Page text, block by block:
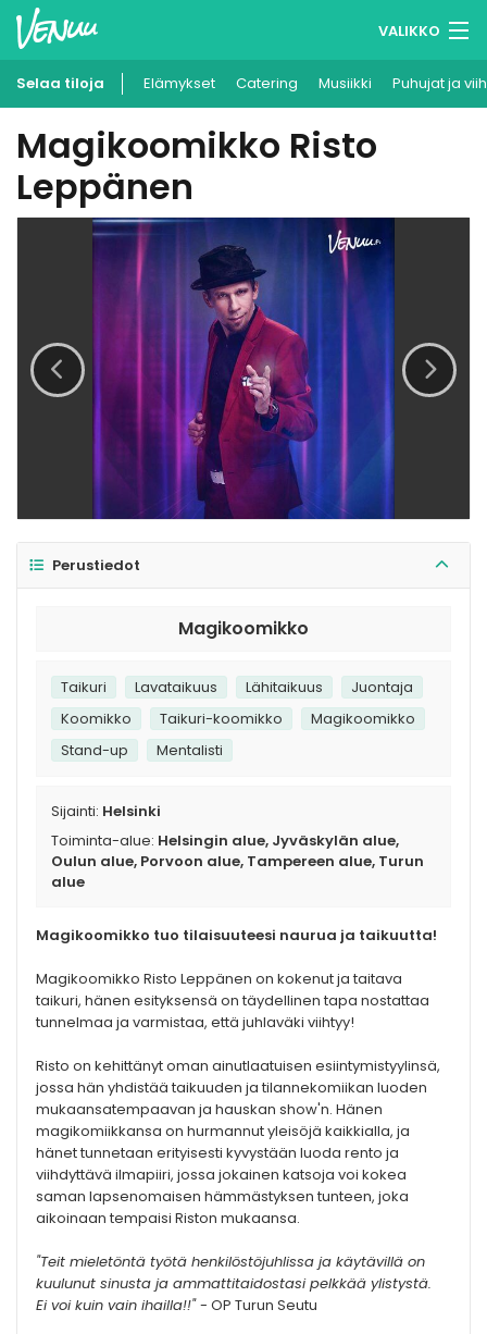
VALIKKO
Muistilistasi
Kirjaudu
Ilmoita kohteesi
Selaa tiloja Elämykset Catering Musiikki Puhujat ja
Magikoomikko Risto
Leppänen
Perustiedot
Magikoomikko tuo tilaisuuteesi naurua ja taikuutta!
Magikoomikko Risto Leppänen on kokenut ja taitava
taikuri, hänen esityksensä on täydellinen tapa nostattaa
tunnelmaa ja varmistaa, että juhlaväki viihtyy!
Risto on kehittänyt oman ainutlaatuisen esiintymistyylinsä,
jossa hän yhdistää taikuuden ja tilannekomiikan luoden
mukaansatempaavan ja hauskan show'n. Hänen
magikomiikkansa on hurmannut yleisöjä kaikkialla, ja
hänet tunnetaan erityisesti kyvystään luoda rento ja
viihdyttävä ilmapiiri, jossa jokainen katsoja voi kokea
saman lapsenomaisen hämmästyksen tunteen, joka
aikoinaan tempaisi Riston mukaansa.
"Teit mieletöntä työtä henkilöstöjuhlissa ja käytävillä on
kuulunut sinusta ja ammattitaidostasi pelkkää ylistystä.
Ei voi kuin vain ihailla!!"- OP Turun Seutu
Magikoomikko
Taikuri Lavataikuus Lähitaikuus
Juontaja
Koomikko
Taikuri-koomikko
Magikoomikko
Stand-up
Mentalisti
Sijainti: Helsinki
Toiminta-alue: Helsingin alue, Jyväskylän alue,
Oulun alue, Porvoon alue, Tampereen alue, Turun
alue